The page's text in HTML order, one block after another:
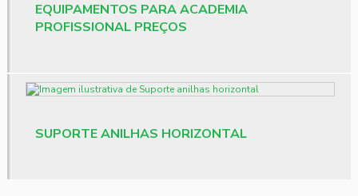
Pisos para academia preço
Preço de banco de supino articulado
Preço barra de academia
EQUIPAMENTOS PARA ACADEMIA
PROFISSIONAL PREÇOS
SUPORTE ANILHAS HORIZONTAL